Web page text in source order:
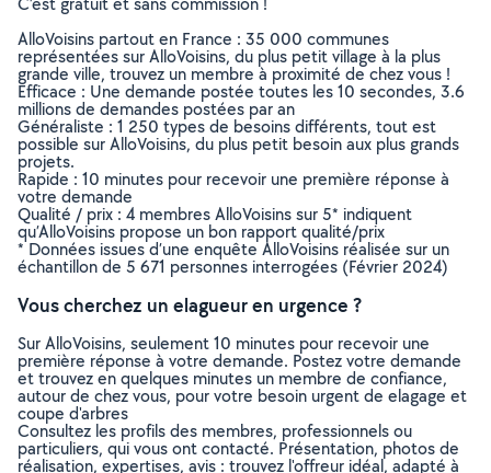
AlloVoisins partout en France : 35 000 communes
représentées sur AlloVoisins, du plus petit village à la plus
grande ville, trouvez un membre à proximité de chez vous !
Efficace : Une demande postée toutes les 10 secondes, 3.6
millions de demandes postées par an
Généraliste : 1 250 types de besoins différents, tout est
possible sur AlloVoisins, du plus petit besoin aux plus grands
projets.
Rapide : 10 minutes pour recevoir une première réponse à
votre demande
Qualité / prix : 4 membres AlloVoisins sur 5* indiquent
qu’AlloVoisins propose un bon rapport qualité/prix
* Données issues d’une enquête AlloVoisins réalisée sur un
échantillon de 5 671 personnes interrogées (Février 2024)
Vous cherchez un elagueur en urgence ?
Sur AlloVoisins, seulement 10 minutes pour recevoir une
première réponse à votre demande. Postez votre demande
et trouvez en quelques minutes un membre de confiance,
autour de chez vous, pour votre besoin urgent de elagage et
coupe d'arbres
Consultez les profils des membres, professionnels ou
particuliers, qui vous ont contacté. Présentation, photos de
réalisation, expertises, avis : trouvez l'offreur idéal, adapté à